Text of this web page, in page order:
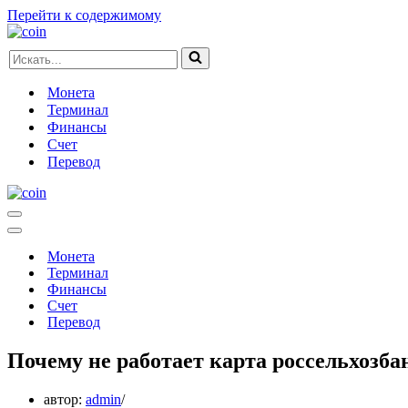
Перейти к содержимому
Искать...
Монета
Терминал
Финансы
Счет
Перевод
Меню
навигации
Меню
навигацииМонета
Терминал
Финансы
Счет
Перевод
Почему не работает карта
автор: admin